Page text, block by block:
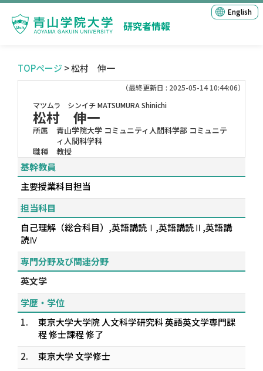
研究者情報
English
TOPページ > 松村 伸一
（最終更新日 : 2025-05-14 10:44:06）
マツムラ シンイチMATSUMURA Shinichi
松村 伸一
所属
青山学院大学 コミュニティ人間科学部 コミュニテ
ィ人間科学科
職種
教授
基幹教員
主要授業科目担当
担当科目
自己理解（総合科目）,英語講読Ⅰ,英語講読Ⅱ,英語講
読Ⅳ
専門分野及び関連分野
英文学
学歴・学位
1.
東京大学大学院 人文科学研究科 英語英文学専門課
程 修士課程 修了
2.
東京大学 文学修士